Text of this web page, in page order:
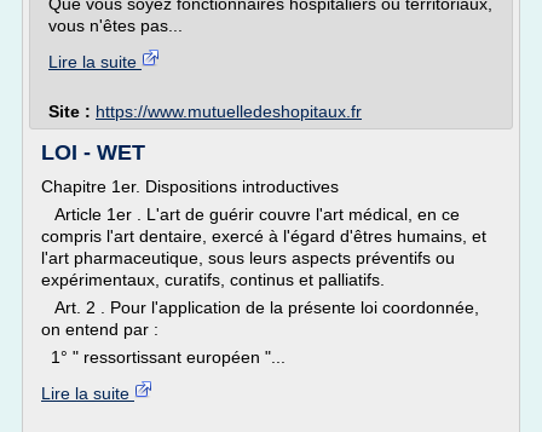
vous n'êtes pas...
Lire la suite
Site : https://www.mutuelledeshopitaux.fr
LOI - WET
Chapitre 1er. Dispositions introductives
Article 1er . L'art de guérir couvre l'art médical, en ce
compris l'art dentaire, exercé à l'égard d'êtres humains, et
l'art pharmaceutique, sous leurs aspects préventifs ou
expérimentaux, curatifs, continus et palliatifs.
Art. 2 . Pour l'application de la présente loi coordonnée,
on entend par :
1° " ressortissant européen "...
Lire la suite